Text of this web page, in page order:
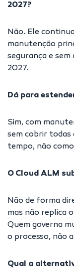
2027?
Não. Ele
manutenção
segurança e
2027.
Dá para
Sim, com
sem cobrir todas
tempo, não
O Cloud ALM
Não de forma
mas não replica
Quem governa
o processo, não
Qual a